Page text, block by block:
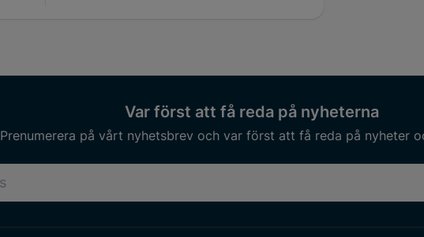
Var först att få reda på nyheterna
Prenumerera på vårt nyhetsbrev och var först att få reda på nyheter